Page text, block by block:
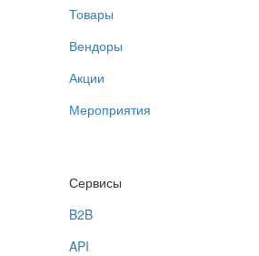
Товары
Вендоры
Акции
Мероприятия
Сервисы
B2B
API